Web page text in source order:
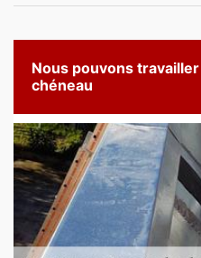
Nous pouvons
chéneau